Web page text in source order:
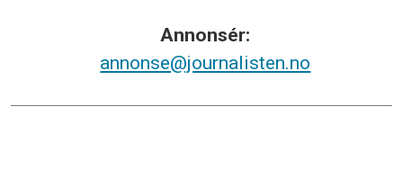
Annonsér:
annonse@journalisten.no